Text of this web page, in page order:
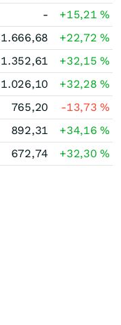
- +15,21%
1.666,68 +22,72%
1.352,61 +32,15%
1.026,10 +32,28%
765,20 -13,73%
892,31 +34,16%
672,74 +32,30%